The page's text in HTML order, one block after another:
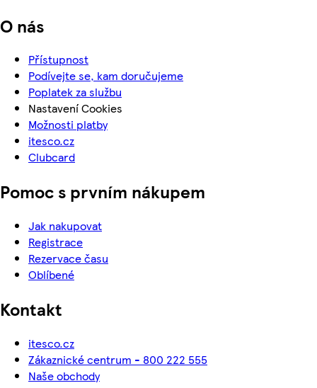
O nás
Přístupnost
Podívejte se, kam doručujeme
Poplatek za službu
Nastavení Cookies
Možnosti platby
itesco.cz
Clubcard
Pomoc s prvním nákupem
Jak nakupovat
Registrace
Rezervace času
Oblíbené
Kontakt
itesco.cz
Zákaznické centrum - 800 222 555
Naše obchody